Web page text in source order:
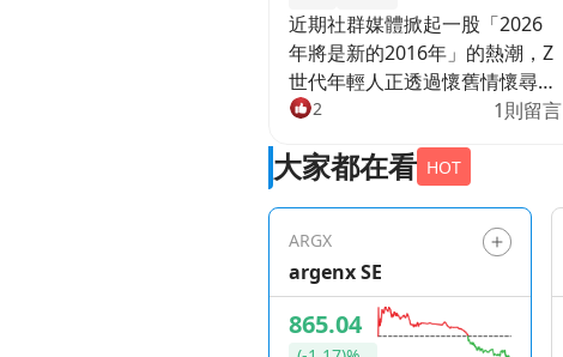
近期社群媒體掀起一股「2026
年將是新的2016年」的熱潮，Z
世代年輕人正透過懷舊情懷尋求
心理慰藉，這股趨勢不僅帶動
更讓曾在2010年代中期風靡一
資人正密切關注這波文化重置能
否轉化為實質營收！ 經濟不確
定性推動懷舊消費，年輕族群回
歸實體店面尋求安全感 在通膨
壓力與地緣政治不穩定的當下，
2 1則留言
大家都在看 HOT
ARGX
argenx SE
865.04